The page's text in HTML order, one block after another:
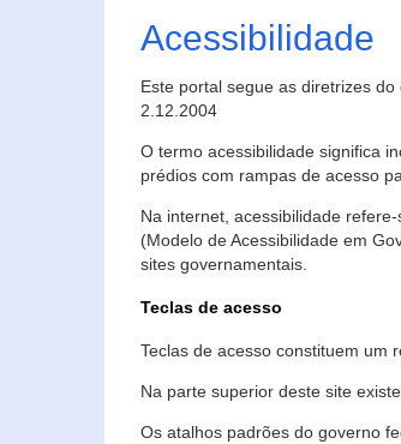
Acessibilidade
Este portal segue as diretrizes
2.12.2004
O termo acessibilidade significa
prédios com rampas de acesso
Na internet, acessibilidade
(Modelo de Acessibilidade em
sites governamentais.
Teclas de acesso
Teclas de acesso constituem um
Na parte superior deste site
Os atalhos padrões do governo